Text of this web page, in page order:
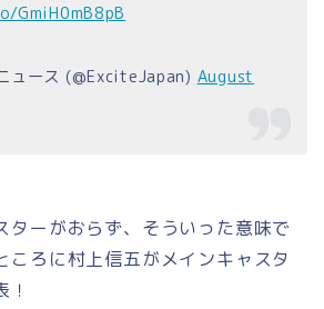
ュース (@ExciteJapan) August
ターがおらず、そういった意味で
ころに村上信五がメインキャスタ